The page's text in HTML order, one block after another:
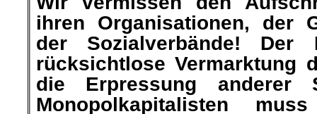
ihren Organisationen, der
der Sozialverbände! Der
rücksichtlose Vermarktung
die Erpressung anderer
Monopolkapitalisten